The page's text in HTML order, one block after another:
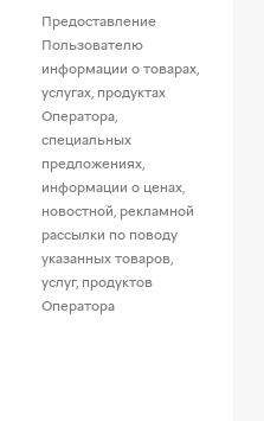
Предоставление
Пользователю
информации о товарах,
услугах, продуктах
Оператора,
специальных
предложениях,
информации о ценах,
новостной, рекламной
рассылки по поводу
указанных товаров,
услуг, продуктов
Оператора